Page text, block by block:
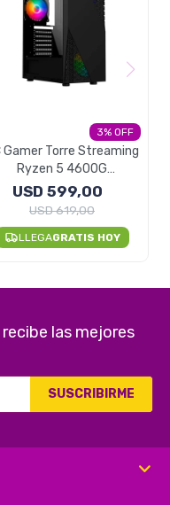
3
Gamer Torre Streaming
Ryzen 5 4600G
256GB SSD - NEGRO
USD 599,00
USD619,00
LLEGAGRATIS HOY
las mejores
SUSCRIBIRME